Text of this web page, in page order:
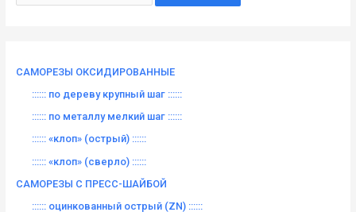
САМОРЕЗЫ ОКСИДИРОВАННЫЕ
:::::: по дереву крупный шаг ::::::
:::::: по металлу мелкий шаг ::::::
:::::: «клоп» (острый) ::::::
:::::: «клоп» (сверло) ::::::
САМОРЕЗЫ С ПРЕСС-ШАЙБОЙ
:::::: оцинкованный острый (ZN) ::::::